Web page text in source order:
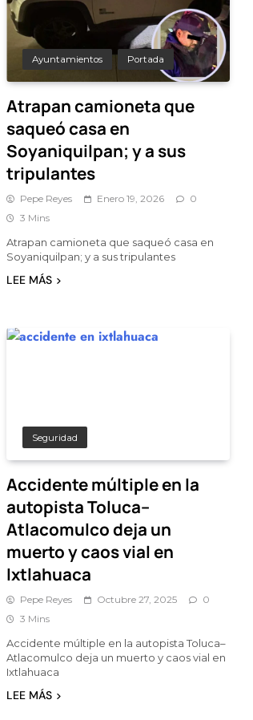
Ayuntamientos Portada
Atrapan camioneta que
saqueó casa en
Soyaniquilpan; y a sus
tripulantes
Pepe Reyes Enero 19, 2026
0
3 Mins
Atrapan camioneta que saqueó casa en
Soyaniquilpan; y a sus tripulantes
LEE MÁS
Seguridad
Accidente múltiple en la
autopista Toluca–
Atlacomulco deja un
muerto y caos vial en
Ixtlahuaca
Pepe Reyes Octubre 27, 2025
0
3 Mins
Accidente múltiple en la autopista Toluca–
Atlacomulco deja un muerto y caos vial en
Ixtlahuaca
LEE MÁS